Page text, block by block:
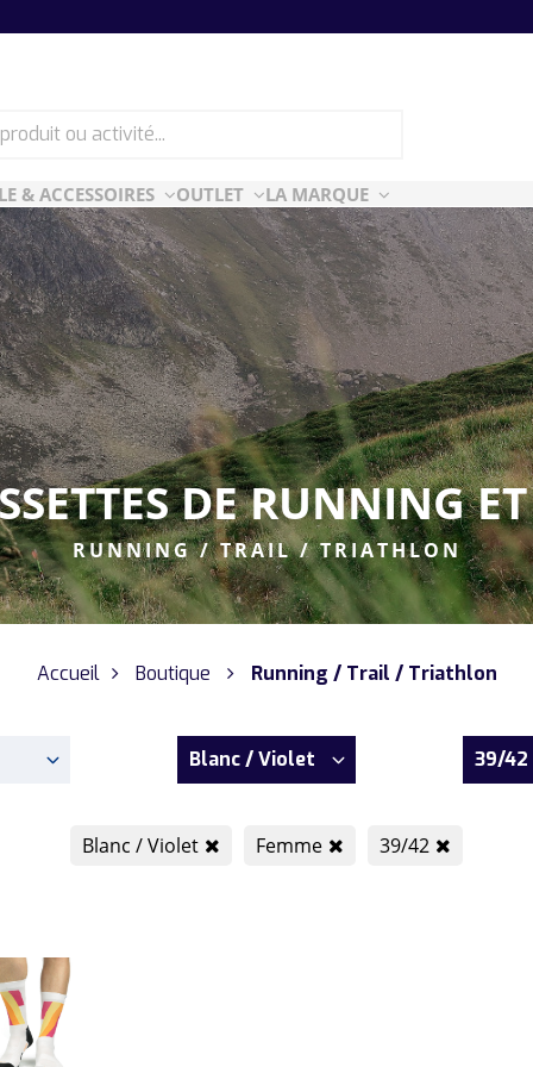
ESSENTIELLES
ski
Air
Style
& ACCESSOIRES OUTLET LA MARQUE
DE RUNNING
RUNNING / TRAIL / TRIATHLON
Accueil Boutique Running / Trail / Triathlon
Blanc / Violet 39/42
Blanc / Violet Femme 39/42